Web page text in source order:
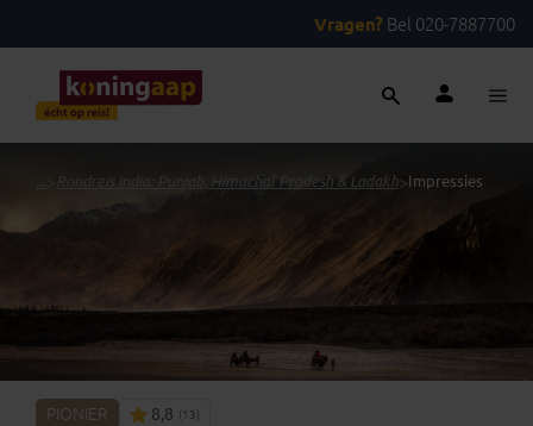
Vragen? Bel 020-7887700
> Rondreis India: Punjab, Himachal Pradesh & Ladakh>Impressies
PIONIER 8,8 (13)